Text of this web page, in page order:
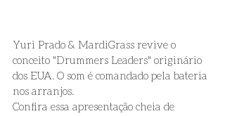
Yuri Prado & MardiGrass revive o
conceito "Drummers Leaders" originário
dos EUA. O som é comandado pela bateria
nos arranjos.
Confira essa apresentação cheia de